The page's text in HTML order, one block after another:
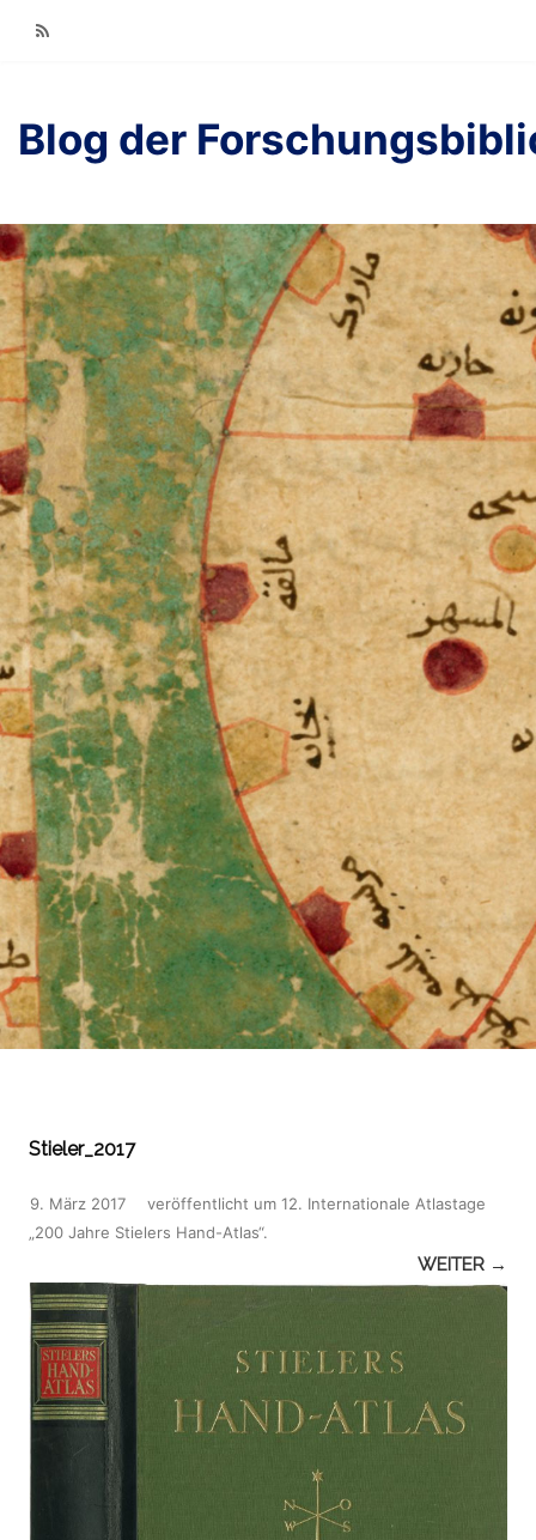
Blog der
Stieler_2017
veröffentlicht
9. März 2017 um 12. Internationale Atlastage
„200 Jahre Stielers Hand-Atlas“.
WEITER →